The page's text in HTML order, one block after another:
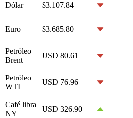
Dólar $3.107.84
Euro $3.685.80
Petróleo
Brent
USD 80.61
Petróleo
WTI
USD 76.96
Café libra
NY
USD 326.90